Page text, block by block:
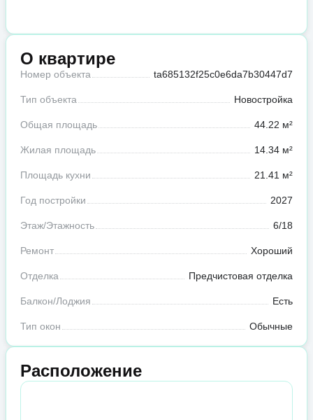
О квартире
Номер объекта ta685132f25c0e6da7b30447d7
Тип объекта Новостройка
Общая площадь 44.22 м²
Жилая площадь 14.34 м²
Площадь кухни 21.41 м²
Год постройки 2027
Этаж/Этажность 6/18
Ремонт Хороший
Отделка Предчистовая отделка
Балкон/Лоджия Есть
Тип окон Обычные
Расположение